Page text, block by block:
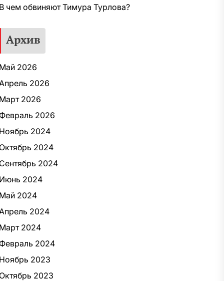
В чем обвиняют Тимура Турлова?
Архив
Май 2026
2026
Март 2026
Февраль 2026
Ноябрь 2024
Октябрь 2024
Сентябрь 2024
Июнь 2024
Май 2024
2024
Март 2024
Февраль 2024
Ноябрь 2023
Октябрь 2023